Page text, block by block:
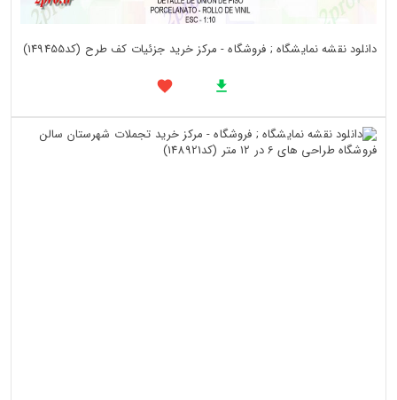
دانلود نقشه نمایشگاه ; فروشگاه - مرکز خرید جزئیات کف طرح (کد149455)